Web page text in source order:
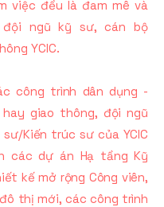
việc đều là đam mê và
ngũ kỹ sư, cán bộ
YCIC.
công trình dân dụng -
hay giao thông, đội ngũ
Kiến trúc sư của YCIC
các dự án Hạ tầng Kỹ
kế mở rộng Công viên,
thị mới, các công trình